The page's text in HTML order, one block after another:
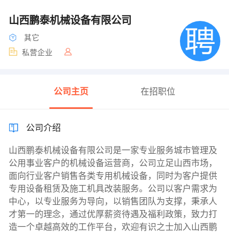
山西鹏泰机械设备有限公司
其它
私营企业
公司主页 在招职位
公司介绍
山西鹏泰机械设备有限公司是一家专业服务城市管理及
公用事业客户的机械设备运营商，公司立足山西市场，
面向行业客户销售各类专用机械设备，同时为客户提供
专用设备租赁及施工机具改装服务。公司以客户需求为
中心，以专业服务为导向，以销售团队为支撑，秉承人
才第一的理念，通过优厚薪资待遇及福利政策，致力打
造一个卓越高效的工作平台，欢迎有识之士加入山西鹏